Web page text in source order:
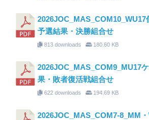
2026JOC_MAS_COM10_WU17
予選結果・決勝組合せ
813 downloads 180.60 KB
2026JOC_MAS_COM9_MU17
果・敗者復活戦組合せ
622 downloads 194.69 KB
2026JOC_MAS_COM7-8_MM